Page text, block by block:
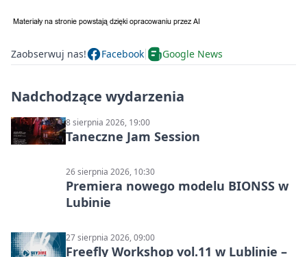
Zaobserwuj nas! Facebook Google News
Nadchodzące wydarzenia
8 sierpnia 2026, 19:00
Taneczne Jam Session
26 sierpnia 2026, 10:30
Premiera nowego modelu BIONSS w
Lubinie
27 sierpnia 2026, 09:00
Freefly Workshop vol.11 w Lublinie –